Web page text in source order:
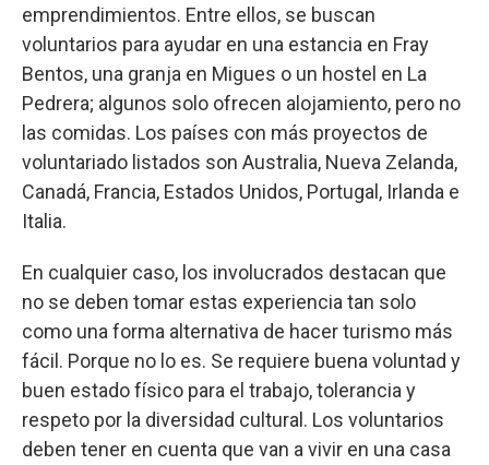
emprendimientos. Entre ellos, se buscan
voluntarios para ayudar en una estancia en Fray
Bentos, una granja en Migues o un hostel en La
Pedrera; algunos solo ofrecen alojamiento, pero no
las comidas. Los países con más proyectos de
voluntariado listados son Australia, Nueva Zelanda,
Canadá, Francia, Estados Unidos, Portugal, Irlanda e
Italia.
En cualquier caso, los involucrados destacan que
no se deben tomar estas experiencia tan solo
como una forma alternativa de hacer turismo más
fácil. Porque no lo es. Se requiere buena voluntad y
buen estado físico para el trabajo, tolerancia y
respeto por la diversidad cultural. Los voluntarios
deben tener en cuenta que van a vivir en una casa